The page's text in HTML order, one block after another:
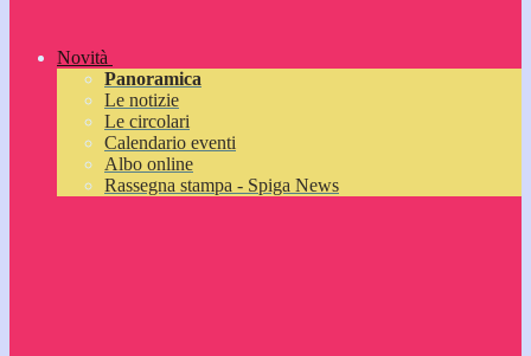
Novità
Panoramica
Le notizie
Le circolari
Calendario eventi
Albo online
Rassegna stampa - Spiga News